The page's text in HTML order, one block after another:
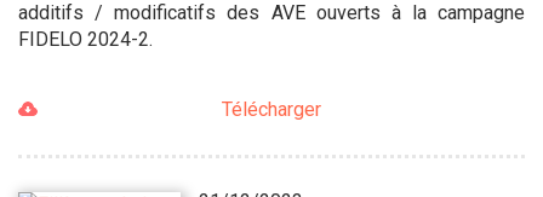
additifs / modificatifs des AVE ouverts à la campagne
FIDELO 2024-2.
Télécharger